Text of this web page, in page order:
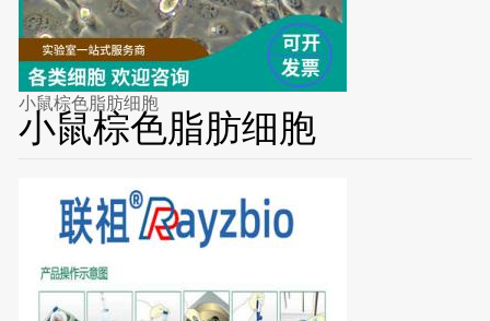
小鼠棕色脂肪细胞
小鼠棕色脂肪细胞